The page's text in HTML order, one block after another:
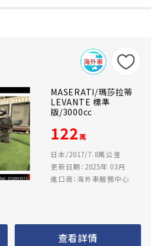
MASERATI/瑪莎拉蒂
LEVANTE 標準
版/3000cc
122萬
日本/2017/7.8萬公里
更新日期：2025年 03月
進口商：海外車服務中心
查看詳情